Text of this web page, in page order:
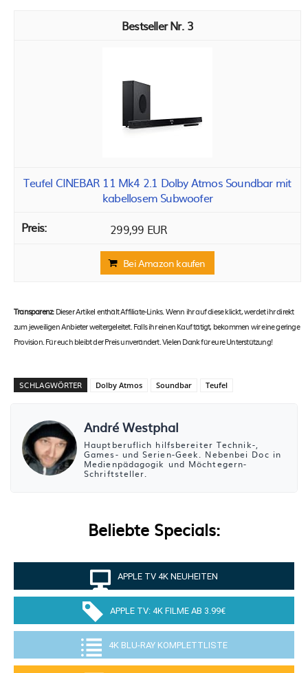
3
Teufel CINEBAR 11 Mk4 2.1 Dolby Atmos Soundbar mit
kabellosem Subwoofer
299,99 EUR
Bei Amazon kaufen
Transparenz:Dieser Artikel enthält Affiliate-Links. Wenn ihr auf diese klickt, werdet ihr direkt
zum jeweiligen Anbieter weitergeleitet. Falls ihr einen Kauf tätigt, bekommen wir eine geringe
Provision. Für euch bleibt der Preis unverändert. Vielen Dank für eure Unterstützung!
SCHLAGWÖRTER Dolby Atmos Soundbar Teufel
André Westphal
Hauptberuflich hilfsbereiter Technik-,
Games- und Serien-Geek. Nebenbei Doc in
Medienpädagogik und Möchtegern-
Schriftsteller.
Beliebte Specials:
APPLE TV 4K NEUHEITEN
APPLE TV: 4K FILME AB 3.99€
4K BLU-RAY KOMPLETTLISTE